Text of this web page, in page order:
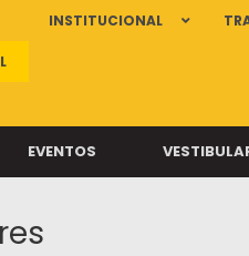
INSTITUCIONAL
EVENTOS